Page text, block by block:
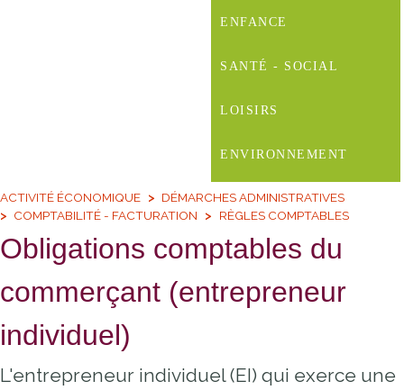
ENFANCE
SANTÉ - SOCIAL
LOISIRS
ENVIRONNEMENT
ACTIVITÉ ÉCONOMIQUE
DÉMARCHES ADMINISTRATIVES
COMPTABILITÉ - FACTURATION
RÈGLES COMPTABLES
Obligations comptables du
commerçant (entrepreneur
individuel)
L'entrepreneur individuel (EI) qui exerce une